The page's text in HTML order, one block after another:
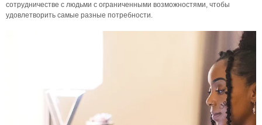
сотрудничестве с людьми с ограниченными возможностями, чтобы
удовлетворить самые разные потребности.